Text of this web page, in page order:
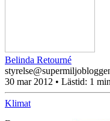
Belinda Retourné
30 mar 2012 • Lästid: 1 min
Klimat